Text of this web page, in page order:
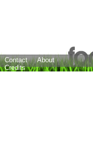
Contact
About
Credits